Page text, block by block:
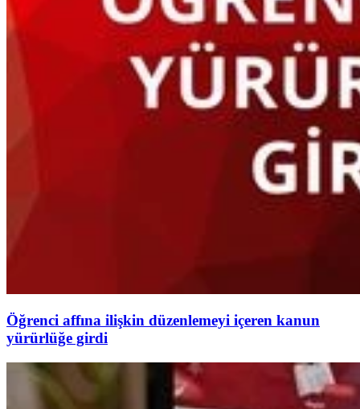
Öğrenci affına ilişkin düzenlemeyi içeren kanun
yürürlüğe girdi